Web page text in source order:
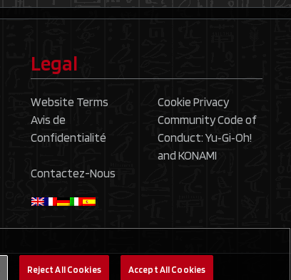
Legal
Website Terms
Cookie Privacy
Avis de
Confidentialité
Community Code of
Conduct: Yu‑Gi‑Oh!
and KONAMI
Contactez-Nous
Reject All Cookies Accept All Cookies